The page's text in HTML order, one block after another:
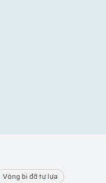
Vòng bi đỡ tự lựa